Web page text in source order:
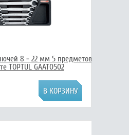
8 - 22 мм 5 предметов
TOPTUL GAAT0502